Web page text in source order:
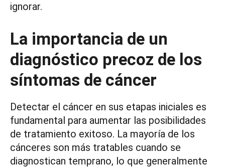
ignorar.
La importancia de un
diagnóstico precoz de los
síntomas de cáncer
Detectar el cáncer en sus etapas iniciales es
fundamental para aumentar las posibilidades
de tratamiento exitoso. La mayoría de los
cánceres son más tratables cuando se
diagnostican temprano, lo que generalmente